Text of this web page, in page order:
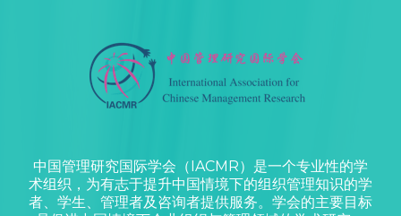
中国管理研究国际学会（IACMR）是一个专业性的学
术组织，为有志于提升中国情境下的组织管理知识的学
者、学生、管理者及咨询者提供服务。学会的主要目标